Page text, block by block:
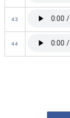
43
44